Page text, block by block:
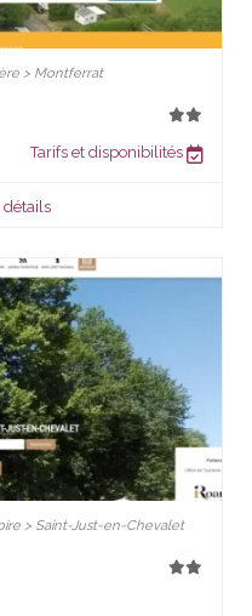
> Montferrat
Tarifs et disponibilités
détails
> Saint-Just-en-Chevalet